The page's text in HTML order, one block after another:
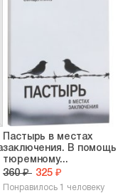
Пастырь в местах
заключения. В помощь
тюремному...
360 ₽ 325 ₽
Понравилось 1 человеку